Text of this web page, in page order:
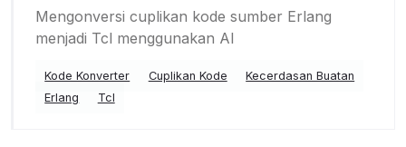
Mengonversi cuplikan kode sumber Erlang
menjadi Tcl menggunakan AI
Kode Konverter Cuplikan Kode
Kecerdasan Buatan
Erlang
Tcl